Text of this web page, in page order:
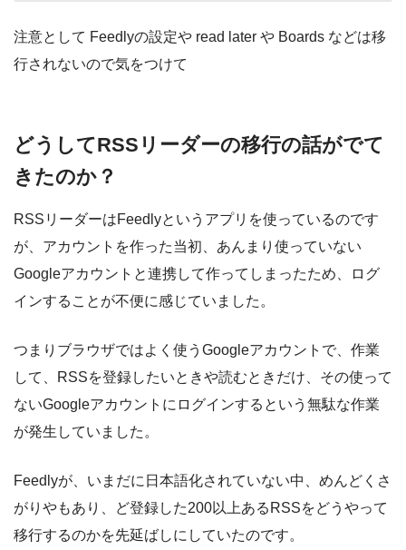
注意として Feedlyの設定や read later や Boards などは移
行されないので気をつけて
どうしてRSSリーダーの移行の話がでて
きたのか？
RSSリーダーはFeedlyというアプリを使っているのです
が、アカウントを作った当初、あんまり使っていない
Googleアカウントと連携して作ってしまったため、ログ
インすることが不便に感じていました。
つまりブラウザではよく使うGoogleアカウントで、作業
して、RSSを登録したいときや読むときだけ、その使って
ないGoogleアカウントにログインするという無駄な作業
が発生していました。
Feedlyが、いまだに日本語化されていない中、めんどくさ
がりやもあり、ど登録した200以上あるRSSをどうやって
移行するのかを先延ばしにしていたのです。